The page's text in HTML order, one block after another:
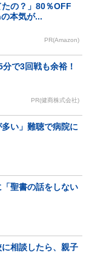
たの？」80％OFF
本気が...
PR(Amazon)
分で3回戦も余裕！
PR(健商株式会社)
多い」難聴で病院に
聖書の話をしない
相談したら、親子